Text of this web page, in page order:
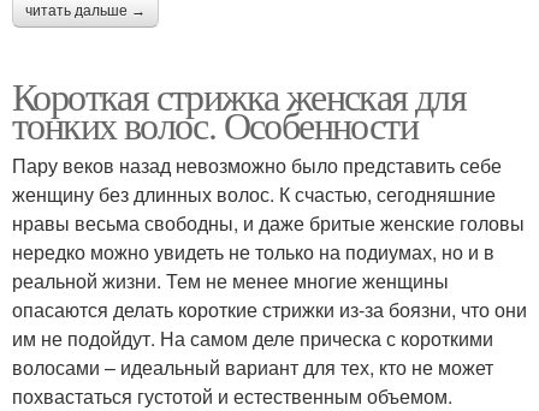
читать дальше →
Короткая стрижка женская для
тонких волос. Особенности
Пару веков назад невозможно было представить себе
женщину без длинных волос. К счастью, сегодняшние
нравы весьма свободны, и даже бритые женские головы
нередко можно увидеть не только на подиумах, но и в
реальной жизни. Тем не менее многие женщины
опасаются делать короткие стрижки из-за боязни, что они
им не подойдут. На самом деле прическа с короткими
волосами – идеальный вариант для тех, кто не может
похвастаться густотой и естественным объемом.